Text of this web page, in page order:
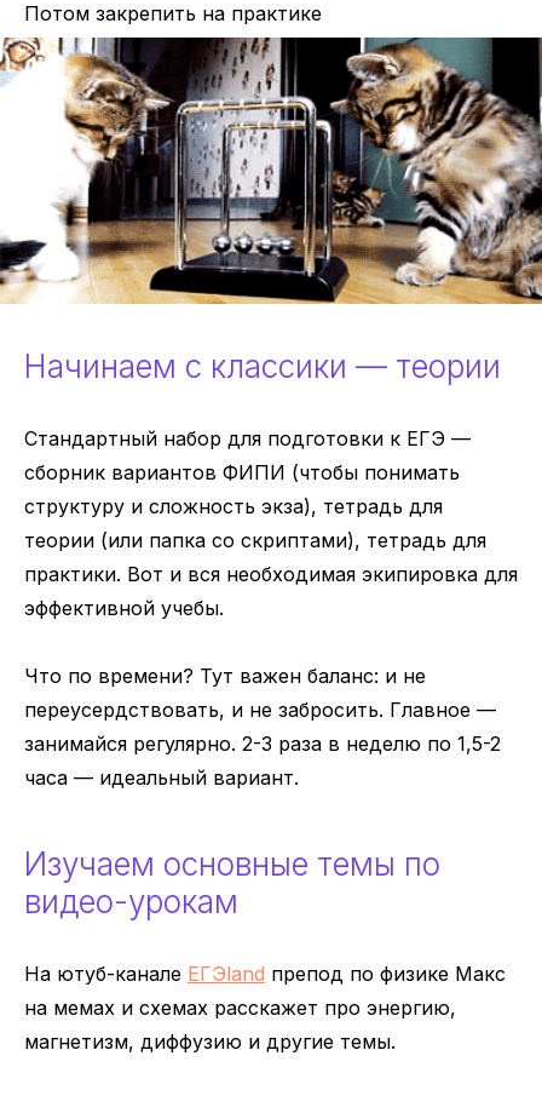
Потом закрепить на практике
Начинаем с классики — теории
Стандартный набор для подготовки к ЕГЭ —
сборник вариантов ФИПИ (чтобы понимать
структуру и сложность экза), тетрадь для
теории (или папка со скриптами), тетрадь для
практики. Вот и вся необходимая экипировка для
эффективной учебы.
Что по времени? Тут важен баланс: и не
переусердствовать, и не забросить. Главное —
занимайся регулярно. 2-3 раза в неделю по 1,5-2
часа — идеальный вариант.
Изучаем основные темы по
видео-урокам
На ютуб-канале ЕГЭland препод по физике Макс
на мемах и схемах расскажет про энергию,
магнетизм, диффузию и другие темы.